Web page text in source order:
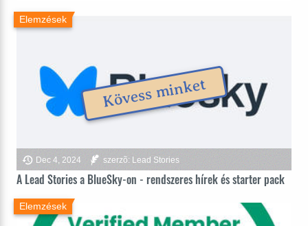
Kövess minket
A Lead Stories a BlueSky-on - rendszeres hírek és starter pack
Elemzések
Dec 4, 2024 szerzõ: Lead Stories
Elemzések